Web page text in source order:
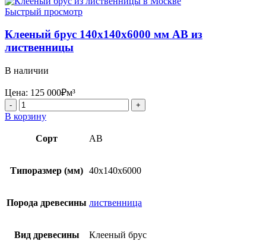
Быстрый просмотр
Клееный брус 140х140х6000 мм АВ из
лиственницы
В наличии
Цена: 125 000₽м³
Количество
товара
Клееный
брус
140х140х6000
АВ
В корзину
Сорт AB
Типоразмер (мм) 40х140х6000
Порода древесины лиственница
Вид древесины Клееный брус